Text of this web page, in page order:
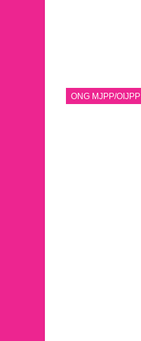
ONG MJPP/OIJPP